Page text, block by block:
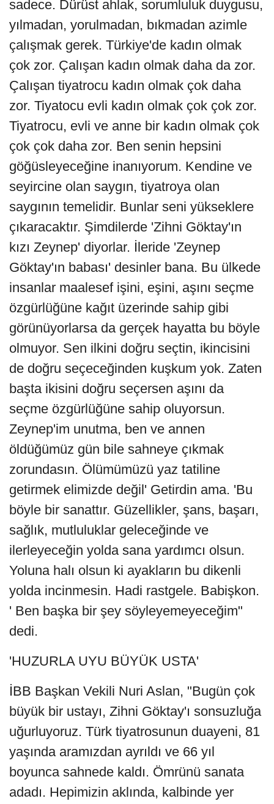
sadece. Dürüst ahlak, sorumluluk duygusu,
yılmadan, yorulmadan, bıkmadan azimle
çalışmak gerek. Türkiye'de kadın olmak
çok zor. Çalışan kadın olmak daha da zor.
Çalışan tiyatrocu kadın olmak çok daha
zor. Tiyatocu evli kadın olmak çok çok zor.
Tiyatrocu, evli ve anne bir kadın olmak çok
çok çok daha zor. Ben senin hepsini
göğüsleyeceğine inanıyorum. Kendine ve
seyircine olan saygın, tiyatroya olan
saygının temelidir. Bunlar seni yükseklere
çıkaracaktır. Şimdilerde 'Zihni Göktay'ın
kızı Zeynep' diyorlar. İleride 'Zeynep
Göktay'ın babası' desinler bana. Bu ülkede
insanlar maalesef işini, eşini, aşını seçme
özgürlüğüne kağıt üzerinde sahip gibi
görünüyorlarsa da gerçek hayatta bu böyle
olmuyor. Sen ilkini doğru seçtin, ikincisini
de doğru seçeceğinden kuşkum yok. Zaten
başta ikisini doğru seçersen aşını da
seçme özgürlüğüne sahip oluyorsun.
Zeynep'im unutma, ben ve annen
öldüğümüz gün bile sahneye çıkmak
zorundasın. Ölümümüzü yaz tatiline
getirmek elimizde değil' Getirdin ama. 'Bu
böyle bir sanattır. Güzellikler, şans, başarı,
sağlık, mutluluklar geleceğinde ve
ilerleyeceğin yolda sana yardımcı olsun.
Yoluna halı olsun ki ayakların bu dikenli
yolda incinmesin. Hadi rastgele. Babişkon.
' Ben başka bir şey söyleyemeyeceğim"
dedi.
'HUZURLA UYU BÜYÜK USTA'
İBB Başkan Vekili Nuri Aslan, "Bugün çok
büyük bir ustayı, Zihni Göktay'ı sonsuzluğa
uğurluyoruz. Türk tiyatrosunun duayeni, 81
yaşında aramızdan ayrıldı ve 66 yıl
boyunca sahnede kaldı. Ömrünü sanata
adadı. Hepimizin aklında, kalbinde yer